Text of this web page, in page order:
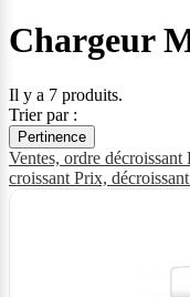
Chargeur
Il y a 7 produits.
Trier par :
Pertinence
Ventes, ordre décroissant
croissant Prix, décroissant